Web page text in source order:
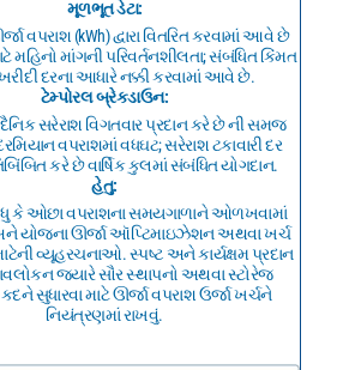
મૂળભૂત ડેટા:
વપરાશ (kWh) દ્વારા વિતરિત કરવામાં આવે છે
મહિનો માંગની પરિવર્તનશીલતા; સંબંધિત કિંમત
દરના આધારે નક્કી કરવામાં આવે છે.
ટેમ્પોરલ બ્રેકડાઉન:
સરેરાશ વિગતવાર પ્રદાન કરે છે ની સમજ
વપરાશમાં વધઘટ; સરેરાશ ટકાવારી દર
કરે છે વાર્ષિક કુલમાં સંબંધિત યોગદાન.
હેતુ:
કે ઓછા વપરાશના સમયગાળાને ઓળખવામાં
યોજના ઊર્જા ઑપ્ટિમાઇઝેશન અથવા ખર્ચ
વ્યૂહરચનાઓ. સ્પષ્ટ અને કાર્યક્ષમ પ્રદાન
જ્યારે સૌર સ્થાપનો અથવા સ્ટોરેજ
સુધારવા માટે ઊર્જા વપરાશ ઉર્જા ખર્ચને
નિયંત્રણમાં રાખવું.